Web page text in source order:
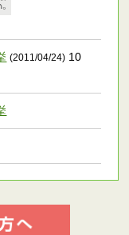
(2011/04/24) 10